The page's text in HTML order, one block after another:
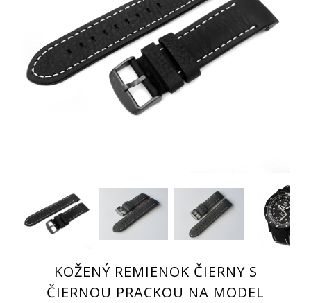
KOŽENÝ REMIENOK ČIERNY S
ČIERNOU PRACKOU NA MODEL